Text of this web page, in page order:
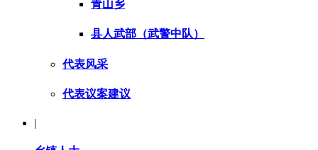
青山乡
县人武部（武警中队）
代表风采
代表议案建议
|